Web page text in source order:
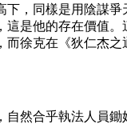
，同樣是用陰謀
是他的存在價值
徐克在《狄仁杰
然合乎執法人員